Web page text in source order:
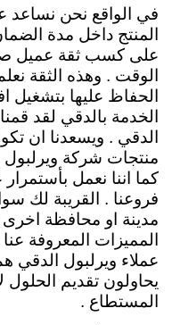
في الواقع نحن نساعد
المنتج داخل مدة
على كسب ثقة عميل
الوقت . وهذه الثقة
الحفاظ عليها
الخدمة بالدقي لقد
الدقي . ويسعدنا ان
منتجات شركة ويرلبول
كما اننا نعمل
فروعنا . القريبة لك
مدينة او محافظة
المميزات المعروفة
عملاء ويرلبول
يحاولون تقديم الحلول
المستطاع .